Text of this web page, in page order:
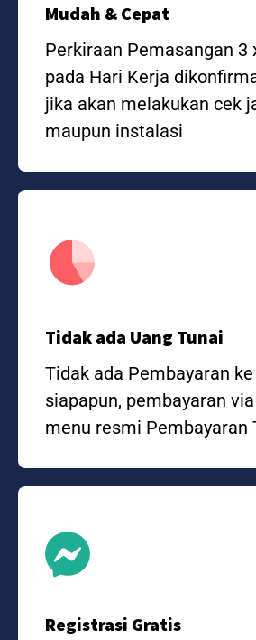
Mudah & Cepat
Perkiraan Pemasangan 3
pada Hari Kerja
jika akan melakukan cek
maupun instalasi
Tidak ada Uang Tunai
Tidak ada Pembayaran
siapapun, pembayaran
menu resmi Pembayaran
Registrasi Gratis